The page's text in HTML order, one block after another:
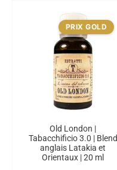
PRIX GOLD
Old London |
Tabacchificio 3.0 | Blend
anglais Latakia et
Orientaux | 20 ml